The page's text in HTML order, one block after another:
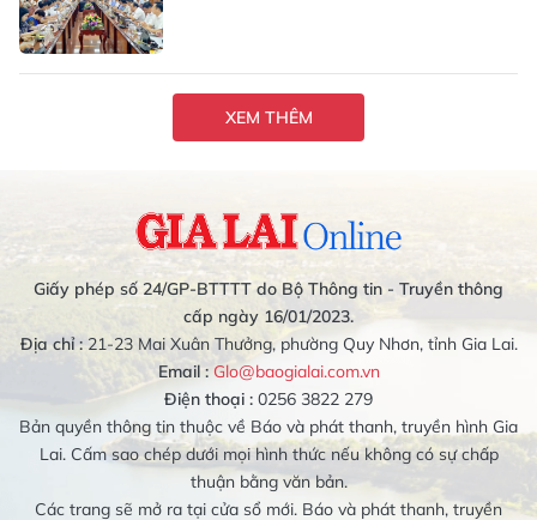
XEM THÊM
Giấy phép số 24/GP-BTTTT do Bộ Thông tin - Truyền thông
cấp ngày 16/01/2023.
Địa chỉ :21-23 Mai Xuân Thưởng, phường Quy Nhơn, tỉnh Gia Lai.
Email : Glo@baogialai.com.vn
Điện thoại : 0256 3822 279
Bản quyền thông tin thuộc về Báo và phát thanh, truyền hình Gia
Lai. Cấm sao chép dưới mọi hình thức nếu không có sự chấp
thuận bằng văn bản.
Các trang sẽ mở ra tại cửa sổ mới. Báo và phát thanh, truyền